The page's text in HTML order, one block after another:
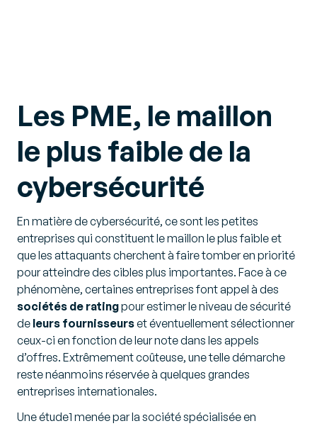
Les PME, le maillon
le plus faible de la
cybersécurité
En matière de cybersécurité, ce sont les petites
entreprises qui constituent le maillon le plus faible et
que les attaquants cherchent à faire tomber en priorité
pour atteindre des cibles plus importantes. Face à ce
phénomène, certaines entreprises font appel à des
sociétés de ratingpour estimer le niveau de sécurité
de leurs fournisseurset éventuellement sélectionner
ceux-ci en fonction de leur note dans les appels
d’offres. Extrêmement coûteuse, une telle démarche
reste néanmoins réservée à quelques grandes
entreprises internationales.
Une étude1 menée par la société spécialisée en